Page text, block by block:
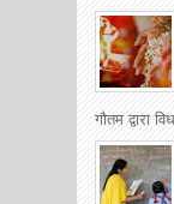
गौतम द्वारा